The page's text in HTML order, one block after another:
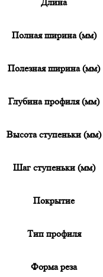
Полная ширина (мм)
Полезная ширина (мм)
Глубина профиля (мм)
Высота ступеньки (мм)
Шаг ступеньки (мм)
Покрытие
Тип профиля
Форма реза